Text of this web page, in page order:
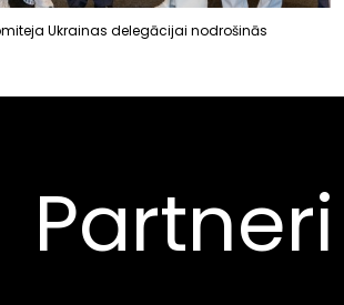
Ukrainas delegācijai nodrošinās
Partneri